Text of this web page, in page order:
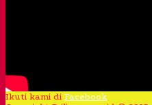
Ikuti kami di Facebook